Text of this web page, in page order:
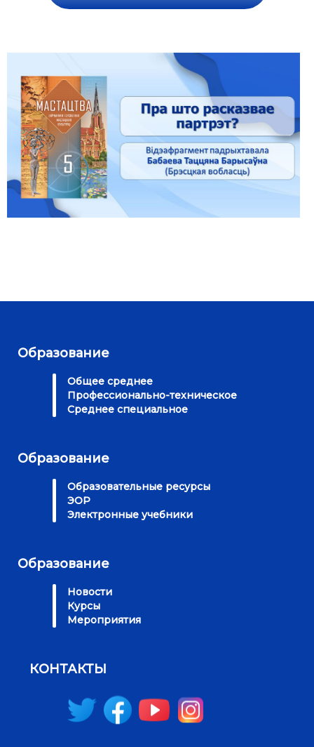
Образование
Общее среднее
Профессионально-техническое
Среднее специальное
Образование
Образовательные ресурсы
ЭОР
Электронные учебники
Образование
Новости
Курсы
Мероприятия
КОНТАКТЫ